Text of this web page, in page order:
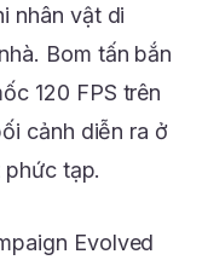
nhân vật di
Bom tấn bắn
120 FPS trên
cảnh diễn ra ở
tạp.
Evolved